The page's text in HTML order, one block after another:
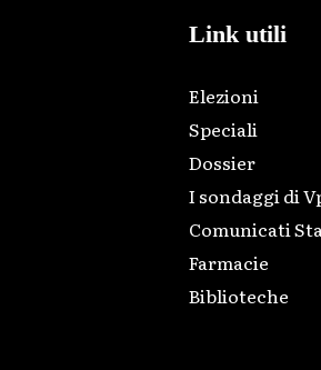
Link utili
Elezioni
Speciali
Dossier
I sondaggi di
Comunicati
Farmacie
Biblioteche